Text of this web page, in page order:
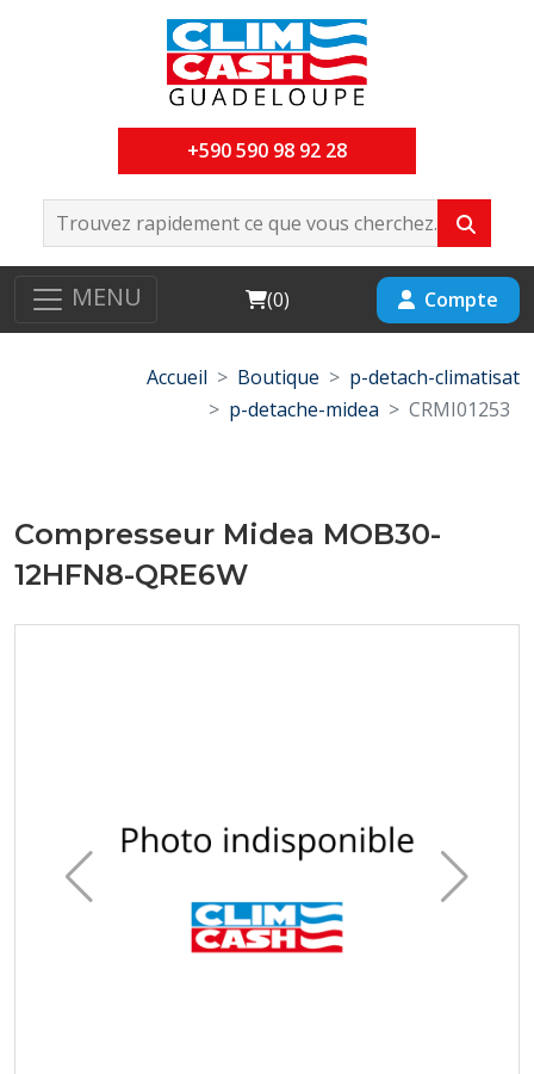
+590 590 98 92 28
MENU Cart
(0) Compte
Accueil Boutique
p-detach-climatisat
p-detache-midea
CRMI01253
Compresseur Midea MOB30-
12HFN8-QRE6W